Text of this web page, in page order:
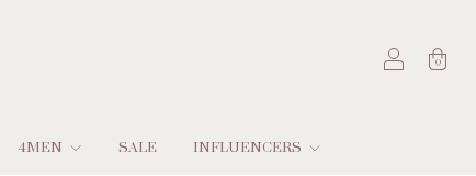
0
4MEN SALE INFLUENCERS